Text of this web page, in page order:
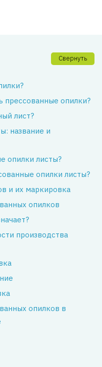
Свернуть
прессованные опилки?
лист?
название и
опилки листы?
опилки листы?
и их маркировка
опилков
производства
опилков в